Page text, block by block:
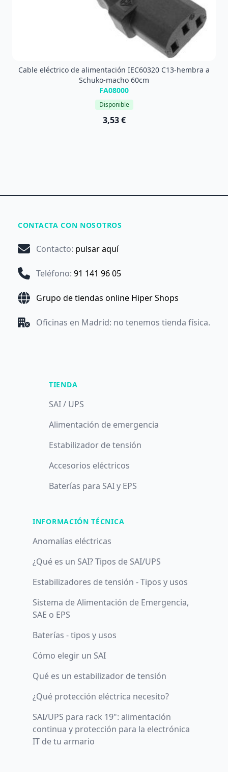
Cable eléctrico de alimentación IEC60320 C13-hembra a
Schuko-macho 60cm
FA08000
Disponible
3,53 €
CONTACTA CON NOSOTROS
Contacto: pulsar aquí
Teléfono: 91 141 96 05
Grupo de tiendas online Hiper Shops
Oficinas en Madrid: no tenemos tienda física.
TIENDA
SAI / UPS
Alimentación de emergencia
Estabilizador de tensión
Accesorios eléctricos
Baterías para SAI y EPS
INFORMACIÓN TÉCNICA
Anomalías eléctricas
¿Qué es un SAI? Tipos de SAI/UPS
Estabilizadores de tensión - Tipos y usos
Sistema de Alimentación de Emergencia,
SAE o EPS
Baterías - tipos y usos
Cómo elegir un SAI
Qué es un estabilizador de tensión
¿Qué protección eléctrica necesito?
SAI/UPS para rack 19": alimentación
continua y protección para la electrónica
IT de tu armario